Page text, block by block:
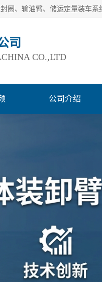
司
CO.,LTD
公司介绍